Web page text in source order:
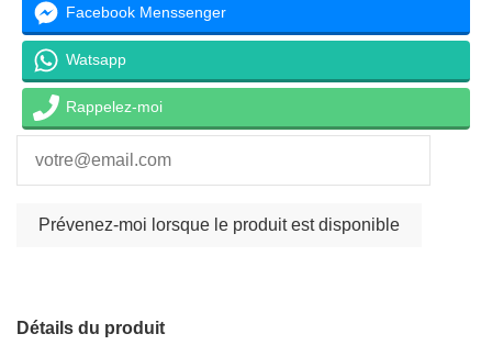
Facebook Menssenger
Watsapp
Rappelez-moi
Détails du produit